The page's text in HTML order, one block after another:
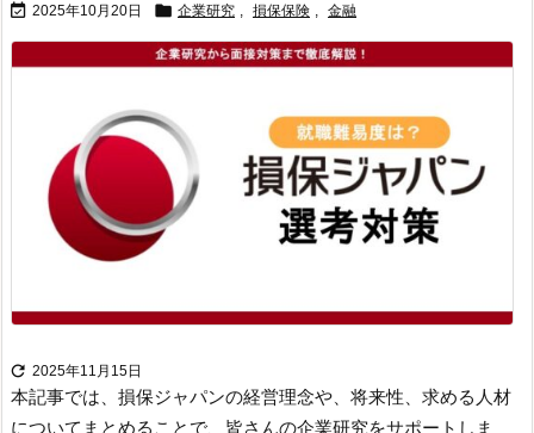
 2025年10月20日  企業研究 , 損保保険 , 金融
 2025年11月15日
本記事では、損保ジャパンの経営理念や、将来性、求める人材
についてまとめることで、皆さんの企業研究をサポートしま